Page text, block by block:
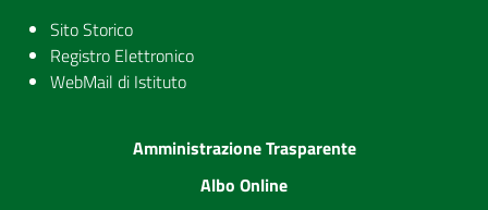
Sito Storico
Registro Elettronico
WebMail di Istituto
Amministrazione Trasparente
Albo Online